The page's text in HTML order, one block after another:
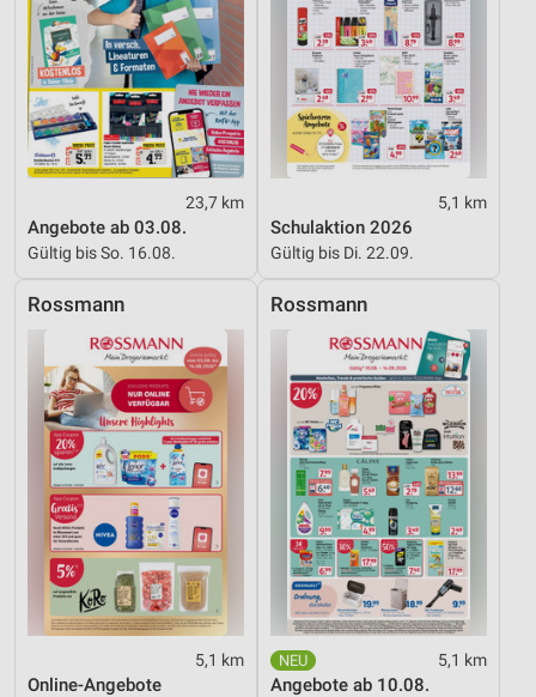
23,7 km
Angebote ab 03.08.
Gültig bis So. 16.08.
5,1 km
Schulaktion 2026
Gültig bis Di. 22.09.
Rossmann
5,1 km
Online-Angebote
Rossmann
5,1 km
Angebote ab 10.08.